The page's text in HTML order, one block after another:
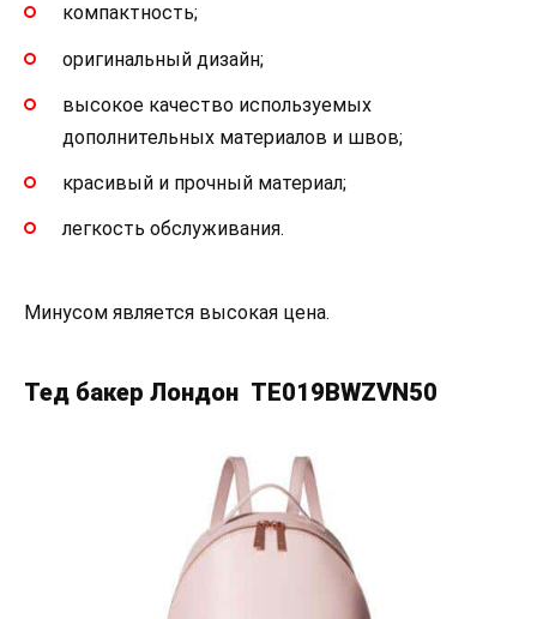
компактность;
оригинальный дизайн;
высокое качество используемых
дополнительных материалов и швов;
красивый и прочный материал;
легкость обслуживания.
Минусом является высокая цена.
Тед бакер Лондон TE019BWZVN50